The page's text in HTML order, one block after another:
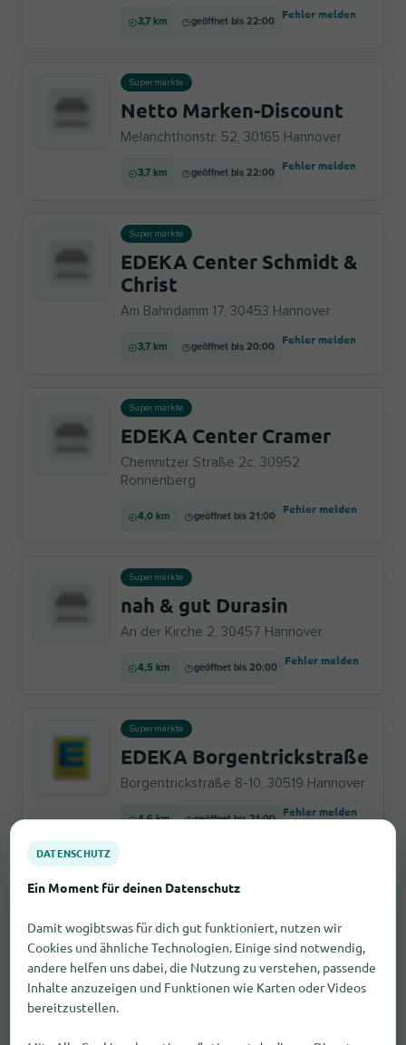
3,7 km geöffnet bis 22:00
Fehler melden
Supermärkte
Netto Marken-Discount
Melanchthonstr. 52, 30165 Hannover
3,7 km geöffnet bis 22:00
Fehler melden
Supermärkte
EDEKA Center Schmidt &
Christ
Am Bahndamm 17, 30453 Hannover
3,7 km geöffnet bis 20:00
Fehler melden
Supermärkte
EDEKA Center Cramer
Chemnitzer Straße 2c, 30952
Ronnenberg
4,0 km geöffnet bis 21:00
Fehler melden
Supermärkte
nah & gut Durasin
An der Kirche 2, 30457 Hannover
4,5 km geöffnet bis 20:00
Fehler melden
Supermärkte
EDEKA Borgentrickstraße
Borgentrickstraße 8-10, 30519 Hannover
4,6 km geöffnet bis 21:00
Fehler melden
Kasseler Straße 19, 30419 Hannover
4,6 km geöffnet bis 21:00
Fehler melden
DATENSCHUTZ
Ein Moment für deinen Datenschutz
Damit wogibtswas für dich gut funktioniert, nutzen wir
Cookies und ähnliche Technologien. Einige sind notwendig,
andere helfen uns dabei, die Nutzung zu verstehen, passende
Inhalte anzuzeigen und Funktionen wie Karten oder Videos
bereitzustellen.